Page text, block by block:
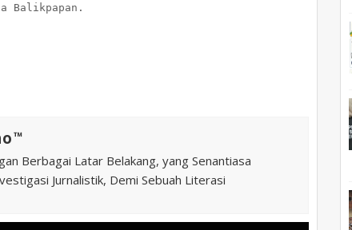
Balikpapan.
Berbagai Latar Belakang, yang Senantiasa
Jurnalistik, Demi Sebuah Literasi